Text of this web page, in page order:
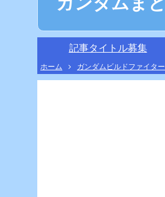
記事タイトル募集
ホーム ガンダムビルドファイタ